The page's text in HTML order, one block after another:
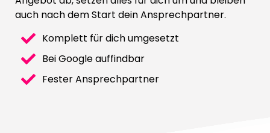
auch nach dem Start dein Ansprechpartner.
Komplett für dich umgesetzt
Bei Google auffindbar
Fester Ansprechpartner